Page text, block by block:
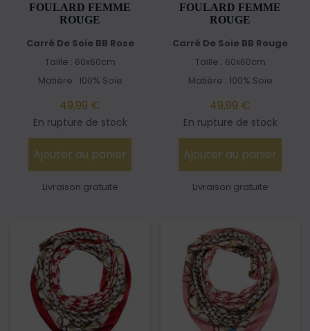
FOULARD FEMME
ROUGE
Carré De Soie BB Rose
Taille : 60x60cm
Matière : 100% Soie
49,99 €
En rupture de stock
Ajouter au panier
Livraison gratuite
FOULARD FEMME
ROUGE
Carré De Soie BB Rouge
Taille : 60x60cm
Matière : 100% Soie
49,99 €
En rupture de stock
Ajouter au panier
Livraison gratuite